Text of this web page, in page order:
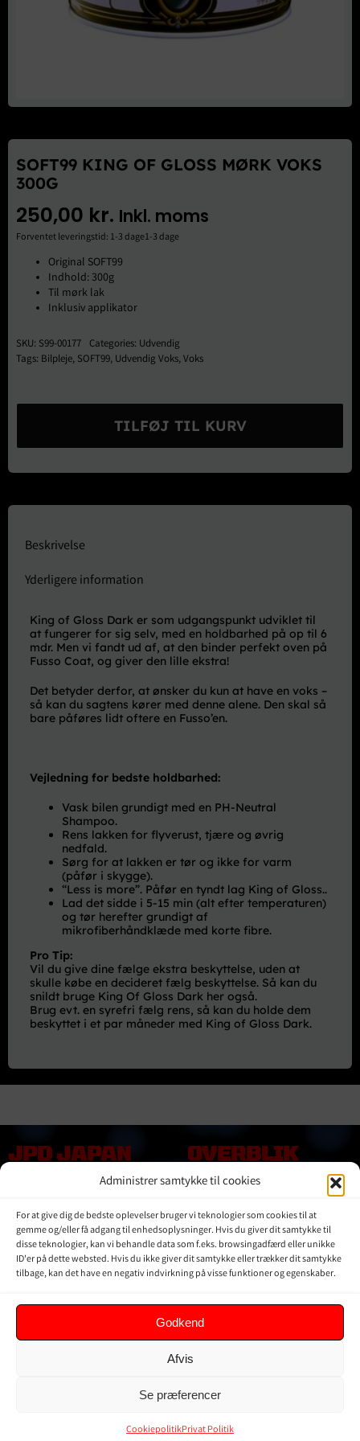
Administrer samtykke til cookies
For at give dig de bedste oplevelser bruger vi teknologier som cookies til at
gemme og/eller få adgang til enhedsoplysninger. Hvis du giver dit samtykke til
disse teknologier, kan vi behandle data som f.eks. browsingadfærd eller unikke
ID'er på dette websted. Hvis du ikke giver dit samtykke eller trækker dit samtykke
tilbage, kan det have en negativ indvirkning på visse funktioner og egenskaber.
Godkend
Afvis
Se præferencer
CookiepolitikPrivat Politik
Brugte Dele
SOFT99 KING OF GLOSS MØRK VOKS
300G
250,00 kr. Inkl. moms
Forventet leveringstid: 1-3 dage1-3 dage
Original SOFT99
Indhold: 300g
Til mørk lak
Inklusiv applikator
SKU: S99-00177 Categories: Udvendig
Tags: Bilpleje, SOFT99, Udvendig Voks,Voks
of
Gloss
300g
TILFØJ TIL KURV
Beskrivelse
Yderligere information
King of Gloss Dark er som udgangspunkt udviklet til
at fungerer for sig selv, med en holdbarhed på op til 6
mdr. Men vi fandt ud af, at den binder perfekt oven på
Fusso Coat, og giver den lille ekstra!
Det betyder derfor, at ønsker du kun at have en voks –
så kan du sagtens kører med denne alene. Den skal så
bare påføres lidt oftere en Fusso’en.
Vejledning for bedste holdbarhed:
Vask bilen grundigt med en PH-Neutral
Shampoo.
Rens lakken for flyverust, tjære og øvrig
nedfald.
Sørg for at lakken er tør og ikke for varm
(påfør i skygge).
“Less is more”. Påfør en tyndt lag King of Gloss..
Lad det sidde i 5-15 min (alt efter temperaturen)
og tør herefter grundigt af
mikrofiberhåndklæde med korte fibre.
Pro Tip:
Vil du give dine fælge ekstra beskyttelse, uden at
skulle købe en decideret fælg beskyttelse. Så kan du
snildt bruge King Of Gloss Dark her også.
Brug evt. en syrefri fælg rens, så kan du holde dem
beskyttet i et par måneder med King of Gloss Dark.
JPD JAPAN
DENMARK
Kontakt Os
Om JPD Japan Denmark
Handelsbetingelser
Privat Politik
OVERBLIK
Online shop
Vores Mærker